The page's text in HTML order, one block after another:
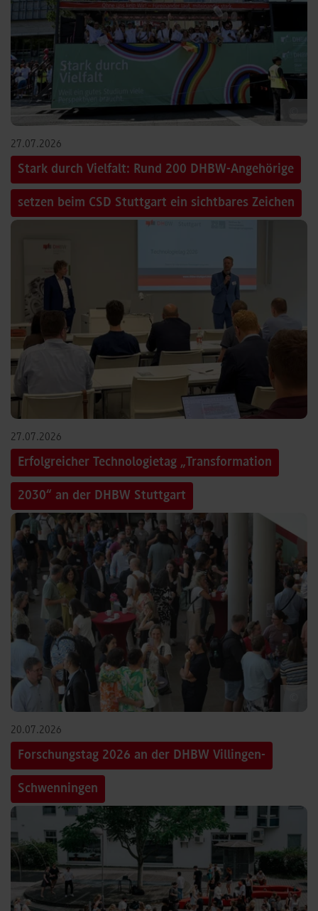
27.07.2026
Stark durch Vielfalt: Rund 200 DHBW-Angehörige
setzen beim CSD Stuttgart ein sichtbares Zeichen
27.07.2026
Erfolgreicher Technologietag „Transformation
2030“ an der DHBW Stuttgart
20.07.2026
Forschungstag 2026 an der DHBW Villingen-
Schwenningen